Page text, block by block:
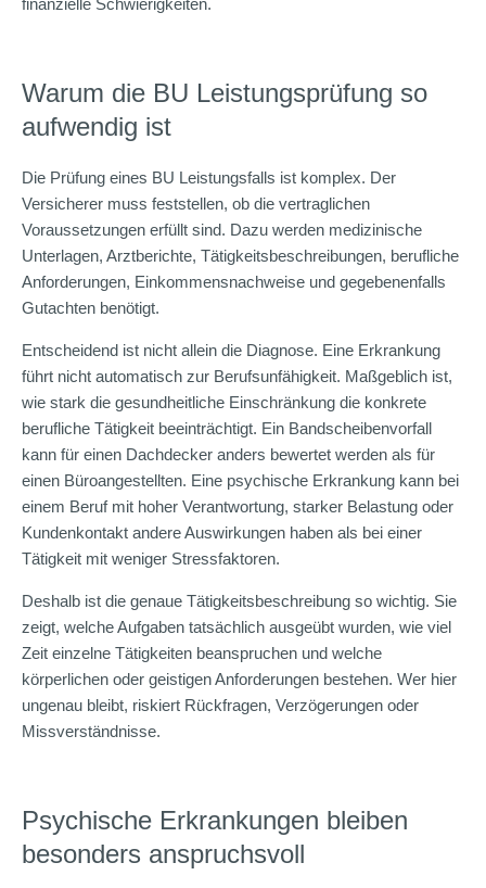
Warum die BU Leistungsprüfung so
aufwendig ist
Die Prüfung eines BU Leistungsfalls ist komplex. Der
Versicherer muss feststellen, ob die vertraglichen
Voraussetzungen erfüllt sind. Dazu werden medizinische
Unterlagen, Arztberichte, Tätigkeitsbeschreibungen, berufliche
Anforderungen, Einkommensnachweise und gegebenenfalls
Gutachten benötigt.
Entscheidend ist nicht allein die Diagnose. Eine Erkrankung
führt nicht automatisch zur Berufsunfähigkeit. Maßgeblich ist,
wie stark die gesundheitliche Einschränkung die konkrete
berufliche Tätigkeit beeinträchtigt. Ein Bandscheibenvorfall
kann für einen Dachdecker anders bewertet werden als für
einen Büroangestellten. Eine psychische Erkrankung kann bei
einem Beruf mit hoher Verantwortung, starker Belastung oder
Kundenkontakt andere Auswirkungen haben als bei einer
Tätigkeit mit weniger Stressfaktoren.
Deshalb ist die genaue Tätigkeitsbeschreibung so wichtig. Sie
zeigt, welche Aufgaben tatsächlich ausgeübt wurden, wie viel
Zeit einzelne Tätigkeiten beanspruchen und welche
körperlichen oder geistigen Anforderungen bestehen. Wer hier
ungenau bleibt, riskiert Rückfragen, Verzögerungen oder
Missverständnisse.
Psychische Erkrankungen bleiben
besonders anspruchsvoll